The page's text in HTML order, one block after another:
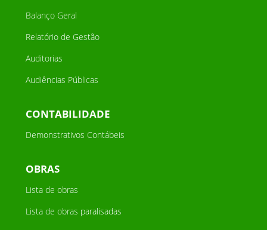
Balanço Geral
Relatório de Gestão
Auditorias
Audiências Públicas
CONTABILIDADE
Demonstrativos Contábeis
OBRAS
Lista de obras
Lista de obras paralisadas